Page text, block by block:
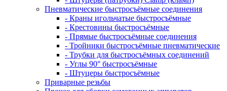
Пневматические быстросъёмные соединения
- Краны игольчатые быстросъёмные
- Крестовины быстросъёмные
- Прямые быстросъёмные соединения
- Тройники быстросъёмные пневматические
- Трубки для быстросъёмных соединений
- Углы 90° быстросъёмные
- Штуцеры быстросъёмные
Приварные резьбы